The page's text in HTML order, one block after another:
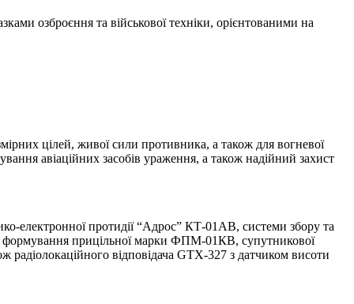
озброєння та військової техніки, орієнтованими на
цілей, живої сили противника, а також для вогневої
авіаційних засобів ураження, а також надійний захист
електронної протидії “Адрос” КТ-01АВ, системи збору та
формування прицільної марки ФПМ-01КВ, супутникової
відповідача GТХ-327 з датчиком висоти